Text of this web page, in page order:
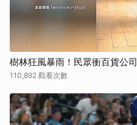
樹林狂風暴雨！民眾衝百貨公
110,892 觀看次數